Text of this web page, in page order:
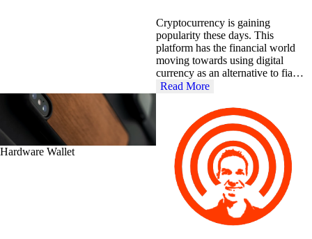
Cryptocurrency is gaining
popularity these days. This
platform has the financial world
moving towards using digital
currency as an alternative to fia…
Read More
Hardware Wallet